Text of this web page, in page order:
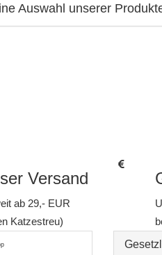
Auswahl unserer
Versand
ab 29,- EUR
Katzestreu)